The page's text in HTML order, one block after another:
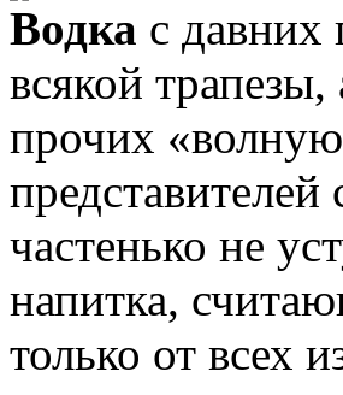
Водка с давних
всякой
прочих
частенько не
напитка,
только от всех